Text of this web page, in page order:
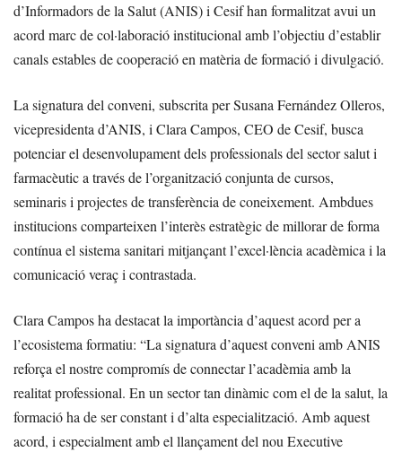
d’Informadors de la Salut (ANIS) i Cesif han formalitzat avui un
acord marc de col·laboració institucional amb l’objectiu d’establir
canals estables de cooperació en matèria de formació i divulgació.
La signatura del conveni, subscrita per Susana Fernández Olleros,
vicepresidenta d’ANIS, i Clara Campos, CEO de Cesif, busca
potenciar el desenvolupament dels professionals del sector salut i
farmacèutic a través de l’organització conjunta de cursos,
seminaris i projectes de transferència de coneixement. Ambdues
institucions comparteixen l’interès estratègic de millorar de forma
contínua el sistema sanitari mitjançant l’excel·lència acadèmica i la
comunicació veraç i contrastada.
Clara Campos ha destacat la importància d’aquest acord per a
l’ecosistema formatiu: “La signatura d’aquest conveni amb ANIS
reforça el nostre compromís de connectar l’acadèmia amb la
realitat professional. En un sector tan dinàmic com el de la salut, la
formació ha de ser constant i d’alta especialització. Amb aquest
acord, i especialment amb el llançament del nou Executive